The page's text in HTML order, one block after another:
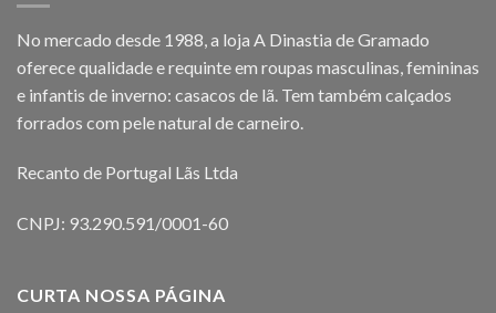
No mercado desde 1988, a loja A Dinastia de Gramado
oferece qualidade e requinte em roupas masculinas, femininas
e infantis de inverno: casacos de lã. Tem também calçados
forrados com pele natural de carneiro.
Recanto de Portugal Lãs Ltda
CNPJ: 93.290.591/0001-60
CURTA NOSSA PÁGINA